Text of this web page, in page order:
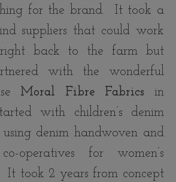
for the brand. It took a
suppliers that could work
right back to the farm but
with the wonderful
Moral Fibre Fabrics in
with children’s denim
denim handwoven and
operatives for women’s
It took 2 years from concept